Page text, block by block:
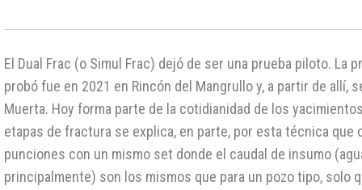
El Dual Frac (o Simul Frac) dejó de ser una prueba piloto. La
probó fue en 2021 en Rincón del Mangrullo y, a partir de allí,
Muerta. Hoy forma parte de la cotidianidad de los
etapas de fractura se explica, en parte, por esta técnica que
punciones con un mismo set donde el caudal de insumo
principalmente) son los mismos que para un pozo tipo, solo